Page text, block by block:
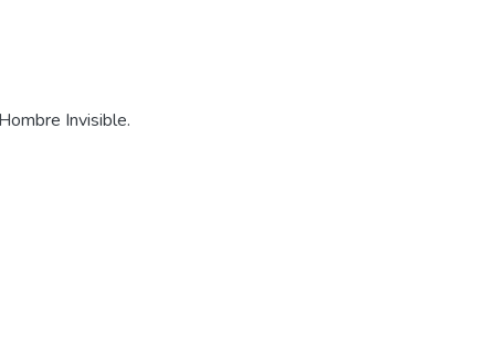
Invisible.